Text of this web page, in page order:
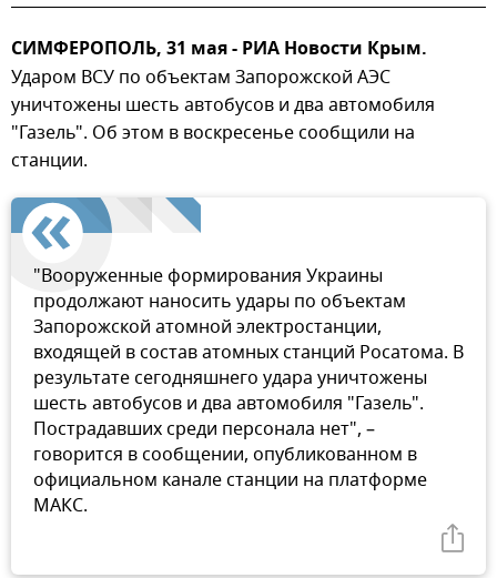
СИМФЕРОПОЛЬ, 31 мая - РИА Новости Крым.
Ударом ВСУ по объектам Запорожской АЭС
уничтожены шесть автобусов и два автомобиля
"Газель". Об этом в воскресенье сообщили на
станции.
"Вооруженные формирования Украины
продолжают наносить удары по объектам
Запорожской атомной электростанции,
входящей в состав атомных станций Росатома. В
результате сегодняшнего удара уничтожены
шесть автобусов и два автомобиля "Газель".
Пострадавших среди персонала нет", –
говорится в сообщении, опубликованном в
официальном канале станции на платформе
МАКС.